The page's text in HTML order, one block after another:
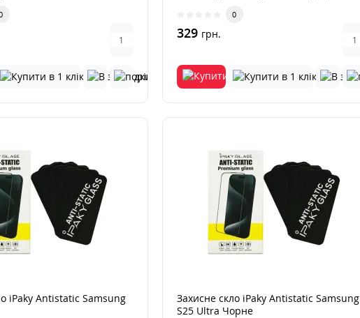
0
329 грн.
iPaky Antistatic Samsung
Захисне скло iPaky Antistatic Samsung
S25 Ultra Чорне